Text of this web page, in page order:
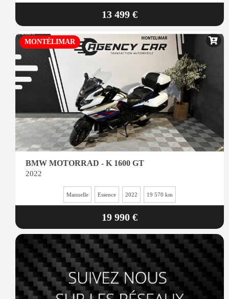
13 499 €
MONTÉLIMAR
BMW MOTORRAD - K 1600 GT
2022
Manuelle Essence 2022 19 570 km
19 990 €